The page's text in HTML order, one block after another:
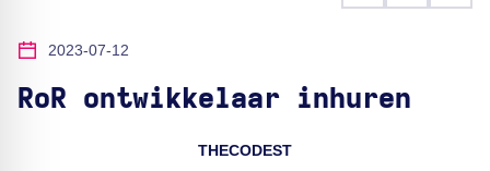
2023-07-12
RoR ontwikkelaar inhuren
THECODEST